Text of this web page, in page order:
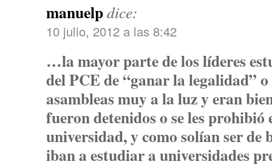
manuelpdice:
10 julio, 2012 a las 8:42
…la mayor parte de los líderes
del PCE de “ganar la legalidad”
asambleas muy a la luz y eran
fueron detenidos o se les prohibió
universidad, y como solían ser de
iban a estudiar a universidades